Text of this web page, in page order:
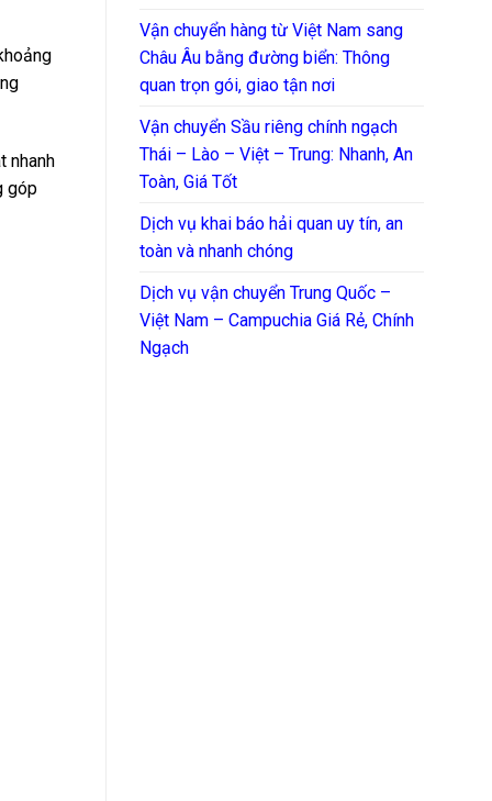
nhanh
góp
Vận chuyển hàng từ Việt Nam sang
Châu Âu bằng đường biển: Thông
quan trọn gói, giao tận nơi
Vận chuyển Sầu riêng chính ngạch
Thái – Lào – Việt – Trung: Nhanh, An
Toàn, Giá Tốt
Dịch vụ khai báo hải quan uy tín, an
toàn và nhanh chóng
Dịch vụ vận chuyển Trung Quốc –
Việt Nam – Campuchia Giá Rẻ, Chính
Ngạch